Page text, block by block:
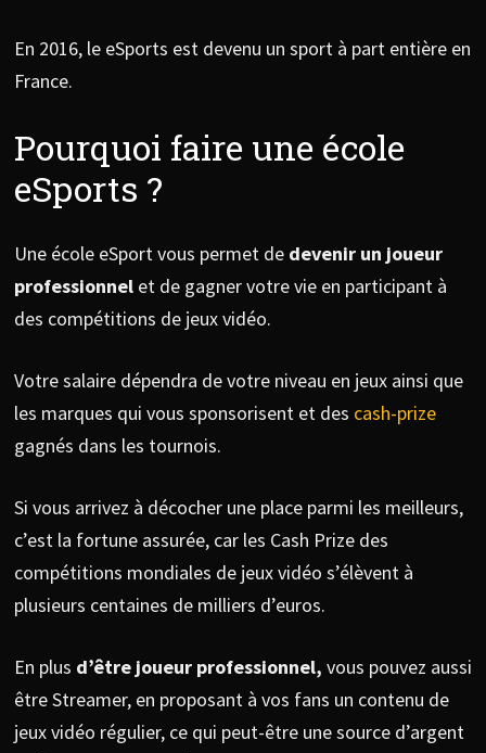
En 2016, le eSports est devenu un sport à part entière en
France.
Pourquoi faire une école
eSports ?
Une école eSport vous permet de devenir un joueur
professionnel et de gagner votre vie en participant à
des compétitions de jeux vidéo.
Votre salaire dépendra de votre niveau en jeux ainsi que
les marques qui vous sponsorisent et des cash-prize
gagnés dans les tournois.
Si vous arrivez à décocher une place parmi les meilleurs,
c’est la fortune assurée, car les Cash Prize des
compétitions mondiales de jeux vidéo s’élèvent à
plusieurs centaines de milliers d’euros.
En plus d’être joueur professionnel, vous pouvez aussi
être Streamer, en proposant à vos fans un contenu de
jeux vidéo régulier, ce qui peut-être une source d’argent